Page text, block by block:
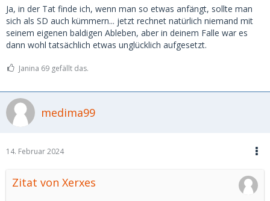
Also bitte, meine Herren die größtenteils nur mit Influence
und Livestyle ihr Sugarbaby unterstutzen. Falls ihr sowas
macht wie ein Abo mit Laufzeit, bitte zahlt das ganze auf
einmal.
Ihr könnt nie wissen wann es vorbei ist mit euch. 🤷🏻‍♀️
Ja, in der Tat finde ich, wenn man so etwas anfängt, sollte man
sich als SD auch kümmern... jetzt rechnet natürlich niemand mit
seinem eigenen baldigen Ableben, aber in deinem Falle war es
dann wohl tatsächlich etwas unglücklich aufgesetzt.
Janina 69 gefällt das.
medima99
14. Februar 2024
Zitat von Xerxes